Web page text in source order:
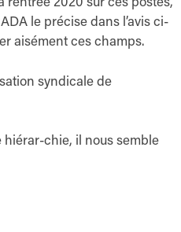
rentrée 2020 sur ces postes,
le précise dans l’avis ci-
aisément ces champs.
syndicale de
hiérar-chie, il nous semble